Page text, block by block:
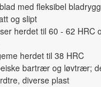
med fleksibel bladrygg
og slipt
herdet til 60 - 62 HRC
herdet til 38 HRC
bartrær og løvtrær;
diverse plast